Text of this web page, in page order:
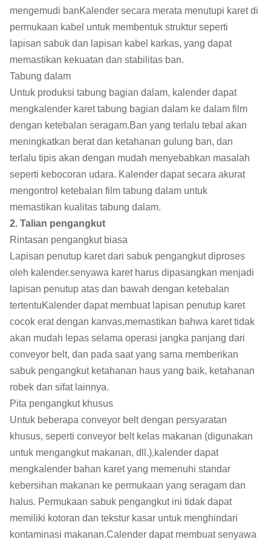
mengemudi banKalender secara merata menutupi karet di
permukaan kabel untuk membentuk struktur seperti
lapisan sabuk dan lapisan kabel karkas, yang dapat
memastikan kekuatan dan stabilitas ban.
Tabung dalam
Untuk produksi tabung bagian dalam, kalender dapat
mengkalender karet tabung bagian dalam ke dalam film
dengan ketebalan seragam.Ban yang terlalu tebal akan
meningkatkan berat dan ketahanan gulung ban, dan
terlalu tipis akan dengan mudah menyebabkan masalah
seperti kebocoran udara. Kalender dapat secara akurat
mengontrol ketebalan film tabung dalam untuk
memastikan kualitas tabung dalam.
2. Talian pengangkut
Rintasan pengangkut biasa
Lapisan penutup karet dari sabuk pengangkut diproses
oleh kalender.senyawa karet harus dipasangkan menjadi
lapisan penutup atas dan bawah dengan ketebalan
tertentuKalender dapat membuat lapisan penutup karet
cocok erat dengan kanvas,memastikan bahwa karet tidak
akan mudah lepas selama operasi jangka panjang dari
conveyor belt, dan pada saat yang sama memberikan
sabuk pengangkut ketahanan haus yang baik, ketahanan
robek dan sifat lainnya.
Pita pengangkut khusus
Untuk beberapa conveyor belt dengan persyaratan
khusus, seperti conveyor belt kelas makanan (digunakan
untuk mengangkut makanan, dll.),kalender dapat
mengkalender bahan karet yang memenuhi standar
kebersihan makanan ke permukaan yang seragam dan
halus. Permukaan sabuk pengangkut ini tidak dapat
memiliki kotoran dan tekstur kasar untuk menghindari
kontaminasi makanan.Calender dapat membuat senyawa